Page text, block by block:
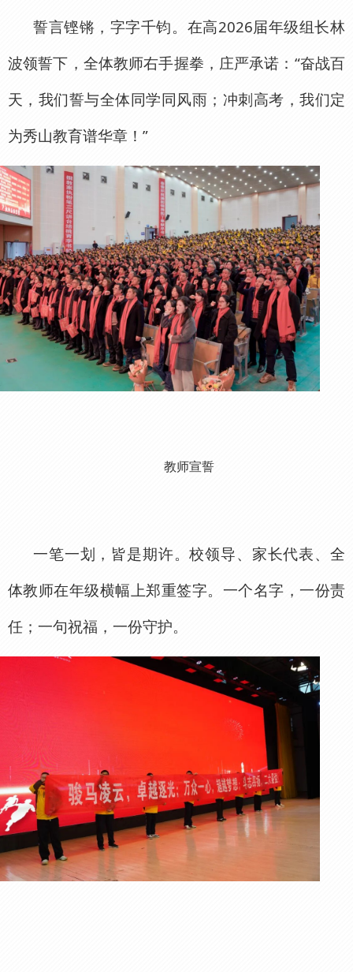
誓言铿锵，字字千钧。在高2026届年级组长林
波领誓下，全体教师右手握拳，庄严承诺：“奋战百
天，我们誓与全体同学同风雨；冲刺高考，我们定
为秀山教育谱华章！”
教师宣誓
一笔一划，皆是期许。校领导、家长代表、全
体教师在年级横幅上郑重签字。一个名字，一份责
任；一句祝福，一份守护。